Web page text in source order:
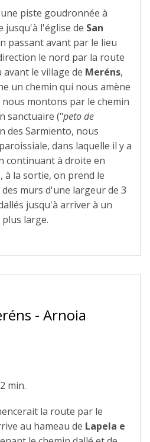
piste goudronnée à
jusqu'à l'église de San
passant avant par le lieu
le nord par la route
le village de Meréns,
un chemin qui nous amène
montons par le chemin
sanctuaire ("peto de
des Sarmiento, nous
dans laquelle il y a
continuant à droite en
à la sortie, on prend le
murs d'une largeur de 3
jusqu'à arriver à un
large.
- Arnoia
min.
la route par le
au hameau de Lapela e